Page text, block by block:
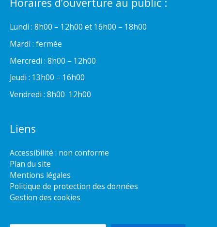
Horaires d’ouverture au public :
Lundi : 8h00 – 12h00 et 16h00 – 18h00
Mardi : fermée
Mercredi : 8h00 – 12h00
Jeudi : 13h00 – 16h00
Vendredi : 8h00  12h00
Liens
Accessibilité : non conforme
Plan du site
Mentions légales
Politique de protection des données
Gestion des cookies